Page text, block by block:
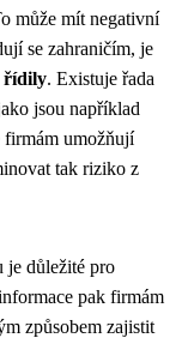
může mít negativní
se zahraničím, je
řídily. Existuje řada
jsou například
firmám umožňují
tak riziko z
je důležité pro
pak firmám
způsobem zajistit